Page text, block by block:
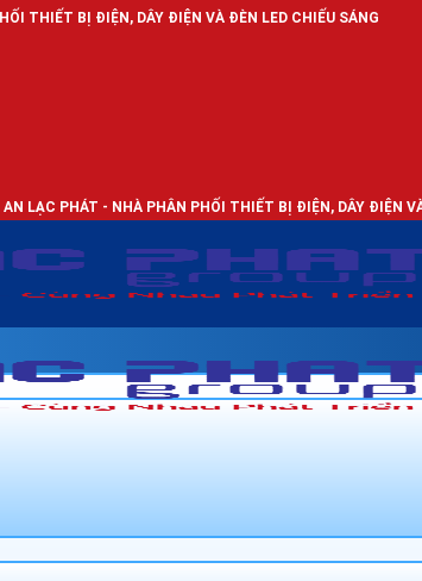
DÂY ĐIỆN VÀ ĐÈN LED CHIẾU SÁNG
PHÂN PHỐI THIẾT BỊ ĐIỆN, DÂY ĐIỆN VÀ ĐÈN LED